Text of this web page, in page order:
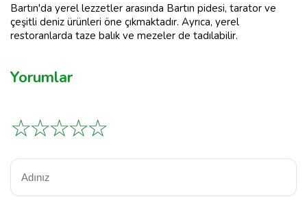
Bartın'da yerel lezzetler arasında Bartın pidesi, tarator ve
çeşitli deniz ürünleri öne çıkmaktadır. Ayrıca, yerel
restoranlarda taze balık ve mezeler de tadılabilir.
Yorumlar
☆
☆
☆
☆
☆